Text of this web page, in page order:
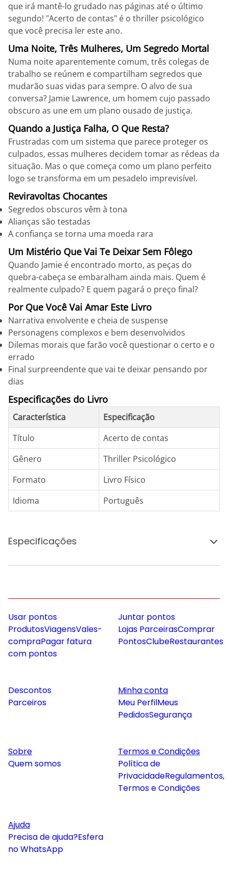
que irá mantê-lo grudado nas páginas até o último
segundo! "Acerto de contas" é o thriller psicológico
que você precisa ler este ano.
Uma Noite, Três Mulheres, Um Segredo Mortal
Numa noite aparentemente comum, três colegas de
trabalho se reúnem e compartilham segredos que
mudarão suas vidas para sempre. O alvo de sua
conversa? Jamie Lawrence, um homem cujo passado
obscuro as une em um plano ousado de justiça.
Quando a Justiça Falha, O Que Resta?
Frustradas com um sistema que parece proteger os
culpados, essas mulheres decidem tomar as rédeas da
situação. Mas o que começa como um plano perfeito
logo se transforma em um pesadelo imprevisível.
Reviravoltas Chocantes
Segredos obscuros vêm à tona
Alianças são testadas
A confiança se torna uma moeda rara
Um Mistério Que Vai Te Deixar Sem Fôlego
Quando Jamie é encontrado morto, as peças do
quebra-cabeça se embaralham ainda mais. Quem é
realmente culpado? E quem pagará o preço final?
Por Que Você Vai Amar Este Livro
Narrativa envolvente e cheia de suspense
Personagens complexos e bem desenvolvidos
Dilemas morais que farão você questionar o certo e o
errado
Final surpreendente que vai te deixar pensando por
dias
Especificações do Livro
Característica
Especificação
Título
Acerto de contas
Gênero
Thriller Psicológico
Formato
Livro Físico
Idioma
Português
Especificações
Usar pontos
ProdutosViagensVales-
compraPagar fatura
com pontos
Juntar pontos
Lojas ParceirasComprar
PontosClubeRestaurantes
Descontos
Parceiros
Minha conta
Meu PerfilMeus
PedidosSegurança
Sobre
Quem somos
Termos e Condições
Política de
PrivacidadeRegulamentos,
Termos e Condições
Ajuda
Precisa de ajuda?Esfera
no WhatsApp